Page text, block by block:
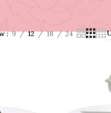
9 12 18 24